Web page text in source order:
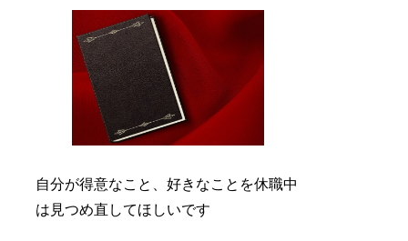
自分が得意なこと、好きなことを休職中
は見つめ直してほしいです